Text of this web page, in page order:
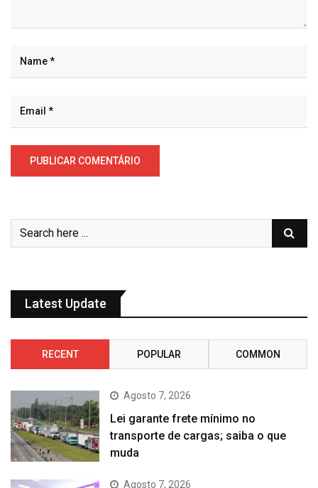
Latest Update
RECENT POPULAR COMMON
Agosto 7, 2026
Lei garante frete mínimo no
transporte de cargas; saiba o que
muda
Agosto 7, 2026